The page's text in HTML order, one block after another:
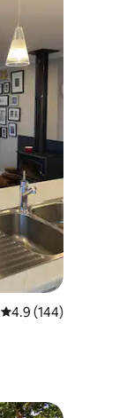
평점 4.9점(5점 만점),
4.9 (144)